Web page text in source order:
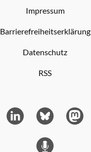
Impressum
Barrierefreiheitserklärung
Datenschutz
RSS